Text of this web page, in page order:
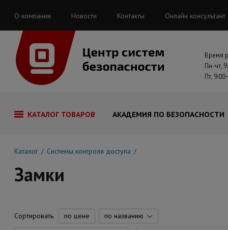
О компании Новости Контакты Онлайн консультант
Время
Пн-чт,
Пт,
КАТАЛОГ ТОВАРОВ АКАДЕМИЯ ПО БЕЗОПАСНОСТИ
Каталог Системы контроля доступа
Замки
Сортировать по цене по названию